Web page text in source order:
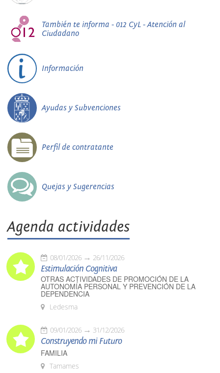
También te informa - 012 CyL - Atención al
Ciudadano
Información
Ayudas y Subvenciones
Perfil de contratante
Quejas y Sugerencias
Agenda actividades
08/01/2026 26/11/2026
Estimulación Cognitiva
OTRAS ACTIVIDADES DE PROMOCIÓN DE LA
AUTONOMÍA PERSONAL Y PREVENCIÓN DE LA
DEPENDENCIA
Ledesma
09/01/2026 31/12/2026
Construyendo mi Futuro
FAMILIA
Tamames